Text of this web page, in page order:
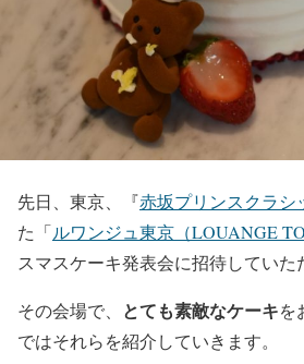
先日、東京、『赤坂プリンスクラシ
た「ルワンジュ東京（LOUANGE
スマスケーキ発表会に招待していた
その会場で、 とても素敵なケーキを
ではそれらを紹介していきます。